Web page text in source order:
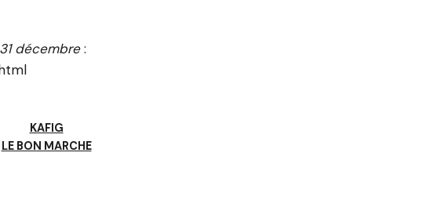
décembre:
KAFIG
LE BON MARCHE